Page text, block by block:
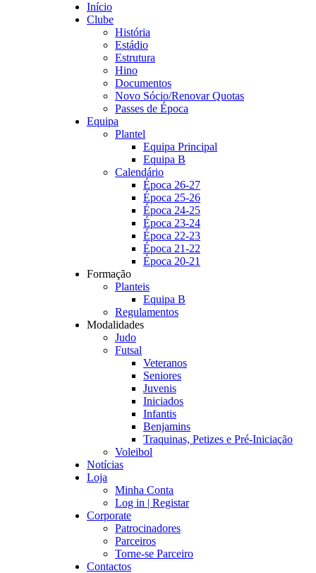
Início
Clube
História
Estádio
Estrutura
Hino
Documentos
Novo Sócio/Renovar Quotas
Passes de Época
Equipa
Plantel
Equipa Principal
Equipa B
Calendário
Época 26-27
Época 25-26
Época 24-25
Época 23-24
Época 22-23
Época 21-22
Época 20-21
Formação
Planteis
Equipa B
Regulamentos
Modalidades
Judo
Futsal
Veteranos
Seniores
Juvenis
Iniciados
Infantis
Benjamins
Traquinas, Petizes e Pré-Iniciação
Voleibol
Notícias
Loja
Minha Conta
Log in | Registar
Corporate
Patrocinadores
Parceiros
Torne-se Parceiro
Contactos